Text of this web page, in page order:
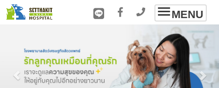
Toggle
navigation
MENU